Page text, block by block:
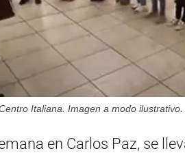
Italiana. Imagen a modo ilustrativo.
en Carlos Paz, se